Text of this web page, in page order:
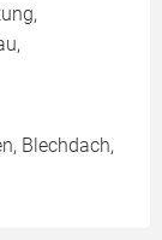
Blechdach,